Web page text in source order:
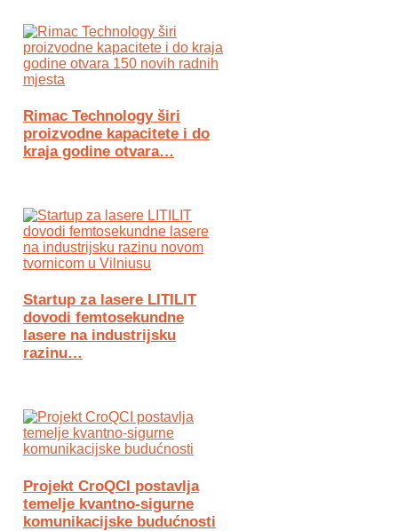
Rimac Technology širi
proizvodne kapacitete i do
kraja godine otvara…
Startup za lasere LITILIT
dovodi femtosekundne
lasere na industrijsku
razinu…
Projekt CroQCI postavlja
temelje kvantno-sigurne
komunikacijske budućnosti